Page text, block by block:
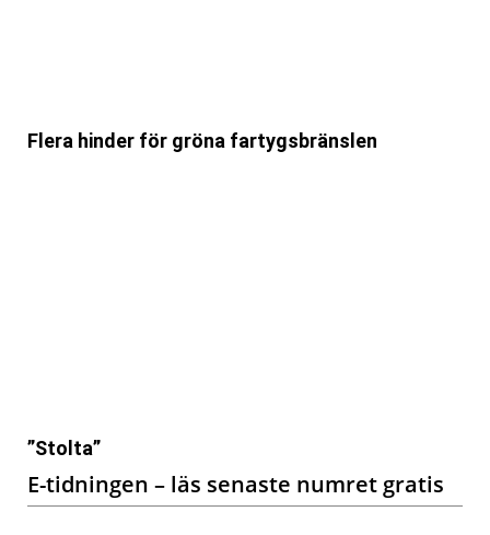
Flera hinder för gröna fartygsbränslen
”Stolta”
E-tidningen – läs senaste numret gratis